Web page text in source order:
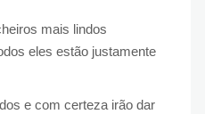
mais lindos
eles estão justamente
e com certeza irão dar